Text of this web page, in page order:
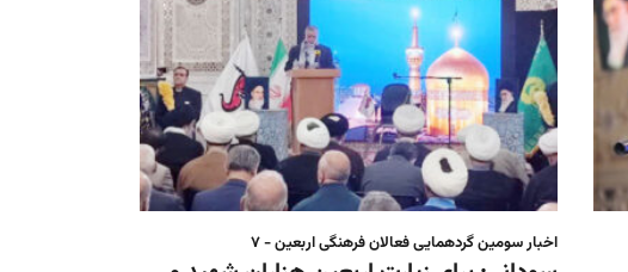
اخبار سومین گردهمایی فعالان فرهنگی اربعین - ۷